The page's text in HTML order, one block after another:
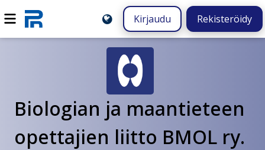
Kirjaudu Rekisteröidy
Biologian ja maantieteen
opettajien liitto BMOL ry.